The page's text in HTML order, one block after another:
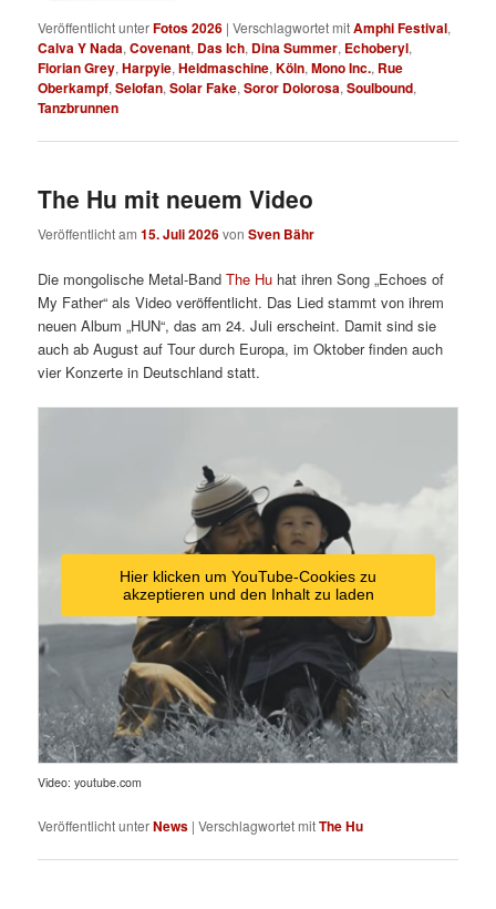
Veröffentlicht unterFotos 2026 |Verschlagwortet mitAmphi Festival,
Calva Y Nada,Covenant, Das Ich, Dina Summer, Echoberyl,
Florian Grey,Harpyie,Heldmaschine,Köln,Mono Inc., Rue
Oberkampf,Selofan,Solar Fake,Soror Dolorosa,Soulbound,
Tanzbrunnen
The Hu mit neuem Video
Veröffentlicht am15. Juli 2026vonSven Bähr
Die mongolische Metal-BandThe Hu hat ihren Song „Echoes of
My Father“ als Video veröffentlicht. Das Lied stammt von ihrem
neuen Album „HUN“, das am 24. Juli erscheint. Damit sind sie
auch ab August auf Tour durch Europa, im Oktober finden auch
vier Konzerte in Deutschland statt.
Hier klicken um YouTube-Cookies zu
akzeptieren und den Inhalt zu laden
Video: youtube.com
Veröffentlicht unterNews |Verschlagwortet mitThe Hu